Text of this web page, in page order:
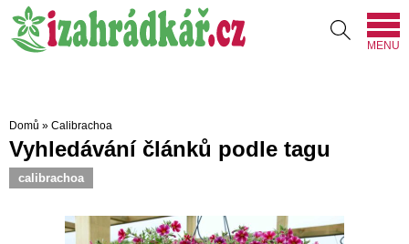
MENU
Domů » Calibrachoa
Vyhledávání článků podle tagu
calibrachoa